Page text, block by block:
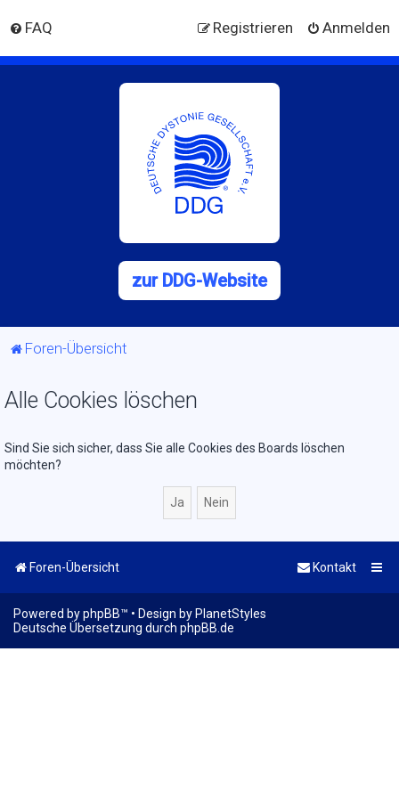
FAQ Anmelden
Registrieren
zur DDG-Website
Foren-Übersicht
Alle Cookies löschen
Sind Sie sich sicher, dass Sie alle Cookies des Boards löschen
möchten?
Foren-Übersicht Kontakt
Powered byphpBB™ • Design by PlanetStyles
Deutsche Übersetzung durch phpBB.de